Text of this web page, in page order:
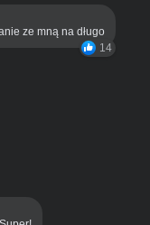
ze mną na długo
14